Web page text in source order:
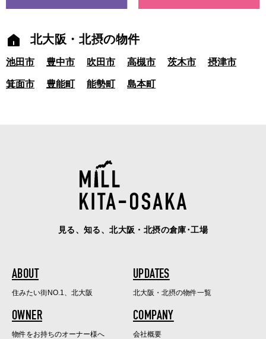
北大阪・北摂の物件
池田市 豊中市 吹田市 高槻市 茨木市 摂津市
箕面市 豊能町 能勢町 島本町
見る、知る、北大阪・北摂の倉庫･工場
ABOUT
住みたい街NO.1、北大阪
UPDATES
北大阪・北摂の物件一覧
OWNER
物件をお持ちのオーナー様へ
COMPANY
会社概要